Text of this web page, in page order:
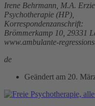
Irene Behrmann, M.A.
Psychotherapie (HP),
Korrespondenzanschrift:
Brömmerkamp 10, 29331
www.ambulante-
de
Geändert am 20.